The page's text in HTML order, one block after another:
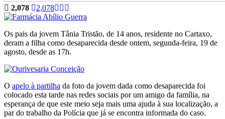
2,078 2,078
Os pais da jovem Tânia Tristão, de 14 anos, residente no Cartaxo,
deram a filha como desaparecida desde ontem, segunda-feira, 19 de
agosto, desde as 17h.
O apelo à partilha da foto da jovem dada como desaparecida foi
colocado esta tarde nas redes sociais por um amigo da família, na
esperança de que este meio seja mais uma ajuda à sua localização, a
par do trabalho da Polícia que já se encontra informada do caso.